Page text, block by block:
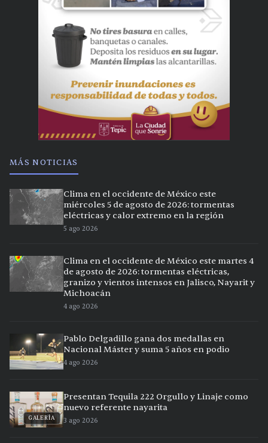
MÁS NOTICIAS
Clima en el occidente de México este
miércoles 5 de agosto de 2026: tormentas
eléctricas y calor extremo en la región
5 ago 2026
Clima en el occidente de México este martes 4
de agosto de 2026: tormentas eléctricas,
granizo y vientos intensos en Jalisco, Nayarit y
Michoacán
4 ago 2026
Pablo Delgadillo gana dos medallas en
Nacional Máster y suma 5 años en podio
4 ago 2026
GALERÍA
Presentan Tequila 222 Orgullo y Linaje como
nuevo referente nayarita
3 ago 2026